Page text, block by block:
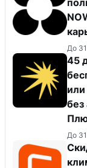
До
45
без
До